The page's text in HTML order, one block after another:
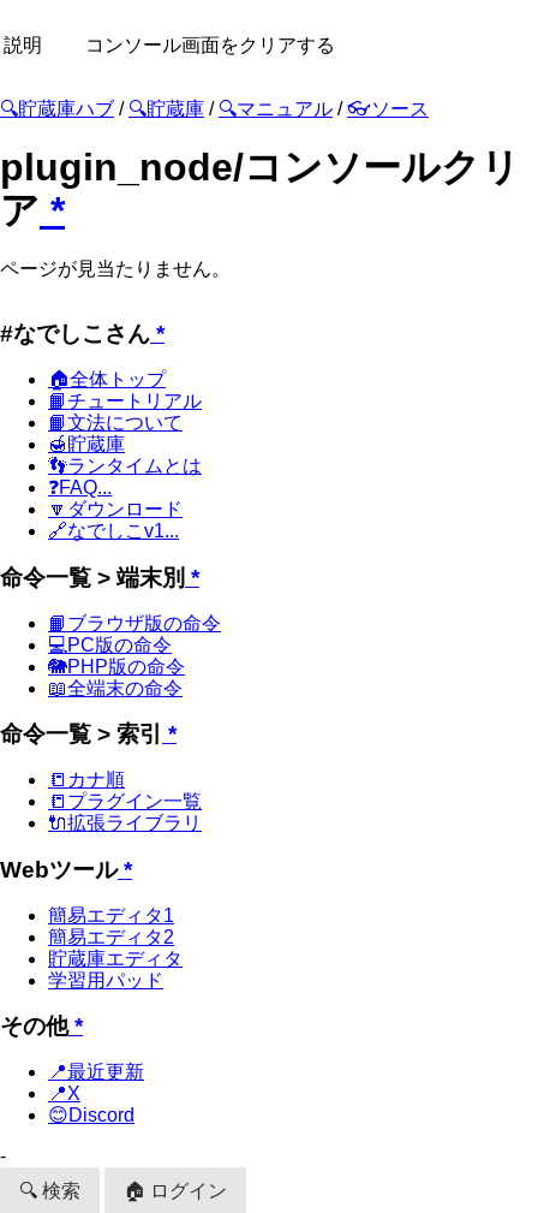
説明 コンソール画面をクリアする
🔍貯蔵庫ハブ / 🔍貯蔵庫 / 🔍マニュアル /👓ソース
plugin_node/コンソールクリ
ア *
ページが見当たりません。
#なでしこさん *
🏠全体トップ
📙チュートリアル
📙文法について
🍯貯蔵庫
👣ランタイムとは
❓FAQ...
🔽ダウンロード
🔗なでしこv1...
命令一覧 > 端末別 *
📙ブラウザ版の命令
💻PC版の命令
🐘PHP版の命令
📖全端末の命令
命令一覧 > 索引 *
📒カナ順
📒プラグイン一覧
🔌拡張ライブラリ
Webツール*
簡易エディタ1
簡易エディタ2
貯蔵庫エディタ
学習用パッド
その他*
📍最近更新
📍X
😊Discord
-
🔍 検索
🏠 ログイン